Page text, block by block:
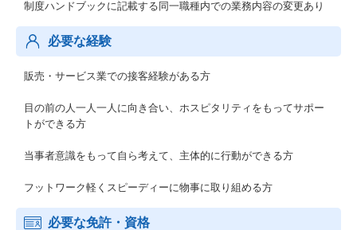
制度ハンドブックに記載する同一職種内での業務内容の変更あり
必要な経験
販売・サービス業での接客経験がある方
目の前の人一人一人に向き合い、ホスピタリティをもってサポー
トができる方
当事者意識をもって自ら考えて、主体的に行動ができる方
フットワーク軽くスピーディーに物事に取り組める方
必要な免許・資格